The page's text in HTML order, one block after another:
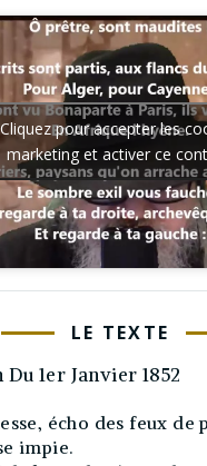
Cliquez pour accepter les
marketing et activer ce
LE TEXTE
Du 1er Janvier 1852
écho des feux de
impie.